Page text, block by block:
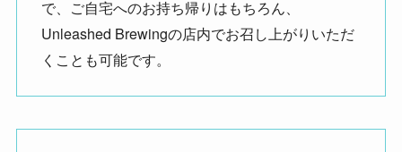
で、ご自宅へのお持ち帰りはもちろん、
Unleashed Brewingの店内でお召し上がりいただ
くことも可能です。